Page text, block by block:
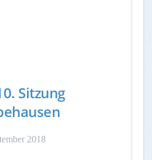
Sitzung
2018